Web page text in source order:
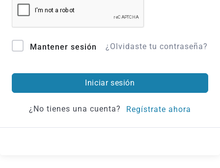
Mantener sesión ¿Olvidaste tu contraseña?
Iniciar sesión
¿No tienes una cuenta? Regístrate ahora